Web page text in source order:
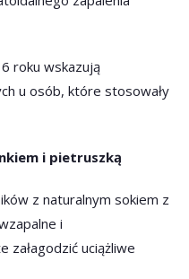
roku wskazują
u osób, które stosowały
i pietruszką
z naturalnym sokiem z
i
załagodzić uciążliwe